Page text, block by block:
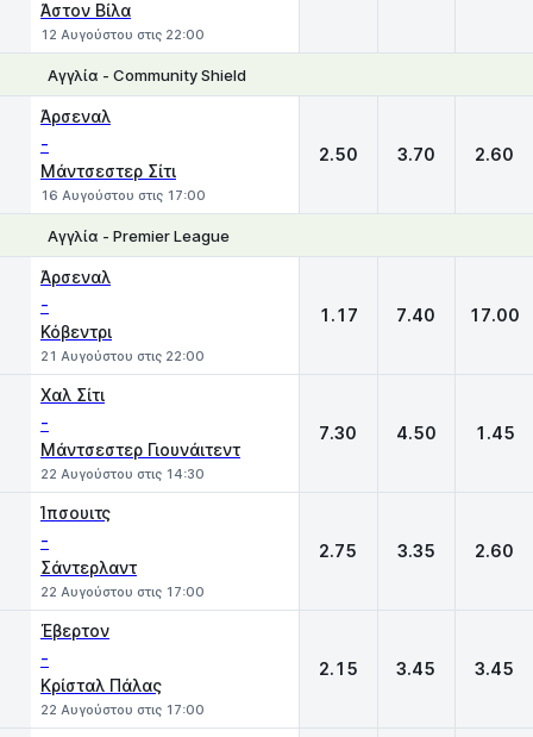
Άστον Βίλα
12 Αυγούστου στις 22:00
Αγγλία - Community Shield
Άρσεναλ
-
Μάντσεστερ Σίτι
16 Αυγούστου στις 17:00
2.50 3.70 2.60
Αγγλία - Premier League
Άρσεναλ
-
Κόβεντρι
21 Αυγούστου στις 22:00
1.17 7.40 17.00
Χαλ Σίτι
-
Μάντσεστερ Γιουνάιτεντ
22 Αυγούστου στις 14:30
7.30 4.50 1.45
Ίπσουιτς
-
Σάντερλαντ
22 Αυγούστου στις 17:00
2.75 3.35 2.60
Έβερτον
-
Κρίσταλ Πάλας
22 Αυγούστου στις 17:00
2.15 3.45 3.45